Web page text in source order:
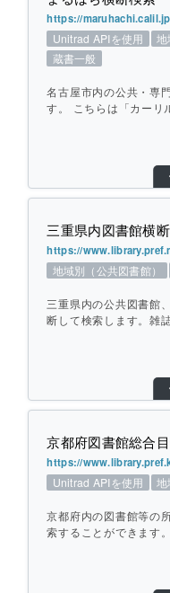
対象館数： 6
地域： 東海
ひとこと紹介： 静岡県
して検
個
https://
Unitrad APIを使用 地
蔵書一般
名古屋市内の公共・専
す。 こちらは「カーリ
蔵書一
提供元： 名古屋
対象館数： 21
地域： 東海
横断方式：
対象館
リル
ad
三重県内図書館横
https://
地域別（公共図書館）
三重県内の公共図書館
断して検索します。雑
新聞雑
ross-
提供元： 三重県
対象館数： 48
地域： 東海
横断方式： 対象館
京都府図書館総合
https://
Unitrad APIを使用 地
京都府内の図書館等の
索することができます